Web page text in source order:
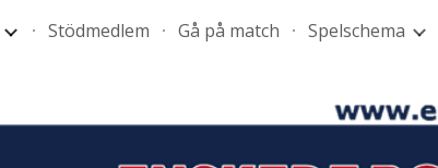
Skip to navigation
Stödmedlem Gå på match Spelschema